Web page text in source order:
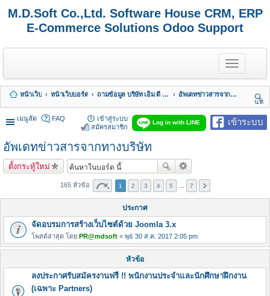
M.D.Soft Co.,Ltd. Software House CRM, ERP
E-Commerce Solutions Odoo Support
T
o
g
l
e
n
a
n
หน้าเว็บ หน้าเว็บบอร์ด ถามข้อมูล บริษัท เอ็ม ดี ซอฟต์ จำกัด
อัพเดทข่าวสารจากทางบริษัท
นห
า
เมนูลัด
เข้าระบบ
Log in with LINE
FAQ
เข้าสู่ระบบ
สมัครสมาชิก
อัพเดทข่าวสารจากทางบริษัท
ตั้งกระทู้ใหม่
165 หัวข้อ 1 2 3 4 5 7
ประกาศ
จัดอบรมการสร้างเว็บไซต์ด้วย Joomla 3.x
โพสต์ล่าสุด โดย PR@mdsoft « พุธ 30 ส.ค. 2017 2:05 pm
หัวข้อ
ลงประกาศรับสมัครงานฟรี !! พนักงานประจำและนักศึกษาฝึกงาน
(เฉพาะ Partners)